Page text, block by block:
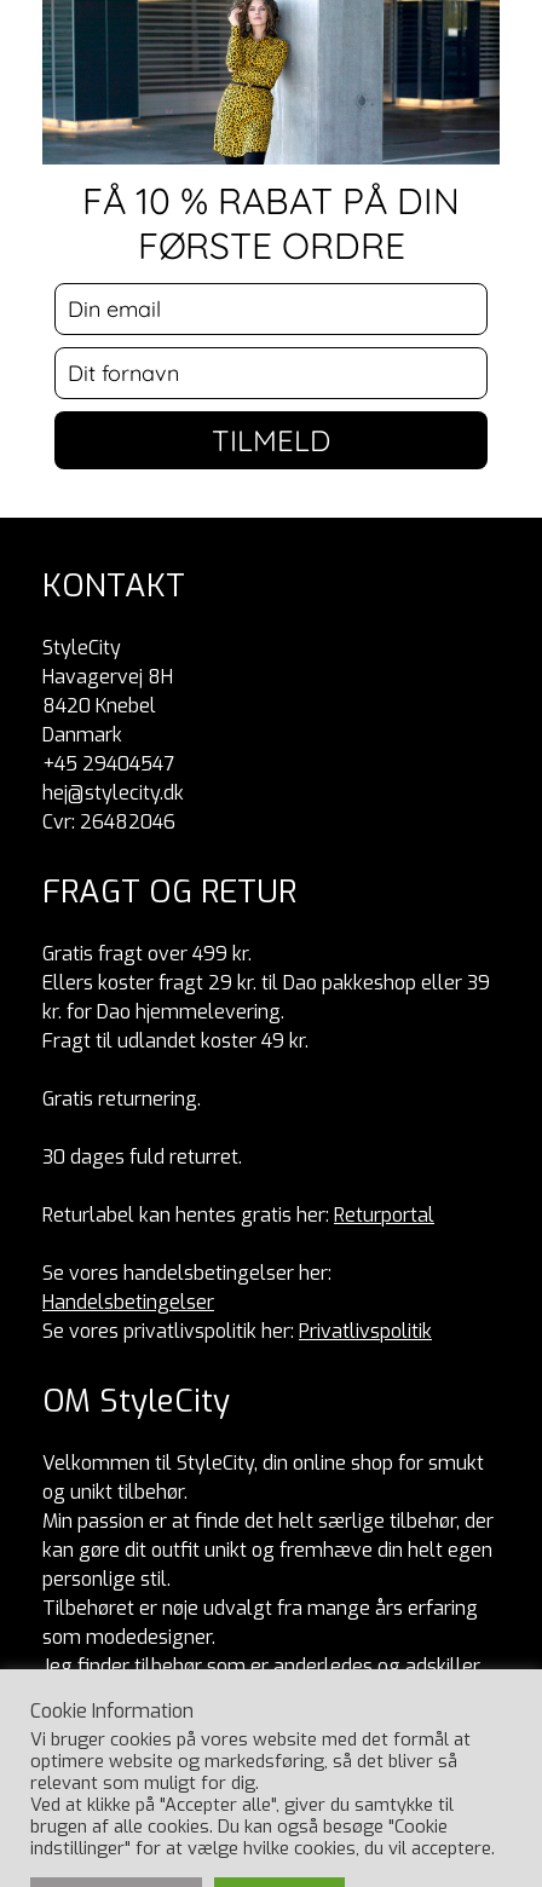
FÅ 10 % RABAT PÅ DIN
FØRSTE ORDRE
TILMELD
KONTAKT
StyleCity
Havagervej 8H
8420 Knebel
Danmark
+45 29404547
hej@stylecity.dk
Cvr: 26482046
FRAGT OG RETUR
Gratis fragt over 499 kr.
Ellers koster fragt 29 kr. til Dao pakkeshop eller 39
kr. for Dao hjemmelevering.
Fragt til udlandet koster 49 kr.
Gratis returnering.
30 dages fuld returret.
Returlabel kan hentes gratis her: Returportal
Se vores handelsbetingelser her:
Handelsbetingelser
Se vores privatlivspolitik her: Privatlivspolitik
OM StyleCity
Velkommen til StyleCity, din online shop for smukt
og unikt tilbehør.
Min passion er at finde det helt særlige tilbehør, der
kan gøre dit outfit unikt og fremhæve din helt egen
personlige stil.
Tilbehøret er nøje udvalgt fra mange års erfaring
som modedesigner.
Jeg finder tilbehør som er anderledes og adskiller
ordentlige materialer og produceret med omtanke.
Jeg håber, du vil elske at udforske min kollektion
lige så meget, som jeg elsker at skabe den.
Har du spørgsmål, så ring til Ulla på 29404547.
Cookie Information
Vi bruger cookies på vores website med det formål at
optimere website og markedsføring, så det bliver så
relevant som muligt for dig.
Ved at klikke på "Accepter alle", giver du samtykke til
brugen af alle cookies. Du kan også besøge "Cookie
indstillinger" for at vælge hvilke cookies, du vil acceptere.